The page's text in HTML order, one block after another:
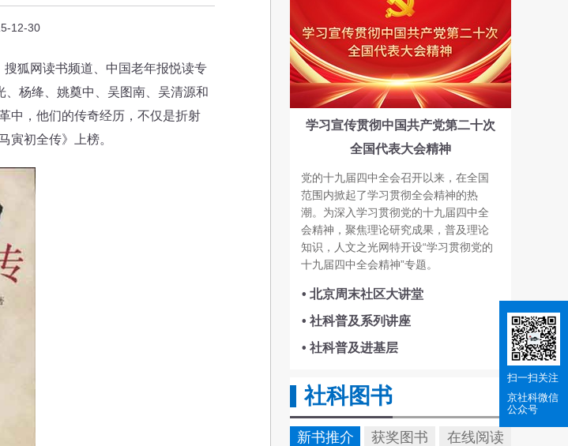
12-30
狐网读书频道、中国老年报悦读专
、杨绛、姚奠中、吴图南、吴清源和
中，他们的传奇经历，不仅是折射
寅初全传》上榜。
学习宣传贯彻中国共产党第二十次
全国代表大会精神
党的十九届四中全会召开以来，在全国
范围内掀起了学习贯彻全会精神的热
潮。为深入学习贯彻党的十九届四中全
会精神，聚焦理论研究成果，普及理论
知识，人文之光网特开设“学习贯彻党的
十九届四中全会精神”专题。
• 北京周末社区大讲堂
• 社科普及系列讲座
• 社科普及进基层
社科图书
新书推介 获奖图书 在线阅读
扫一扫关注
京社科微信
公众号